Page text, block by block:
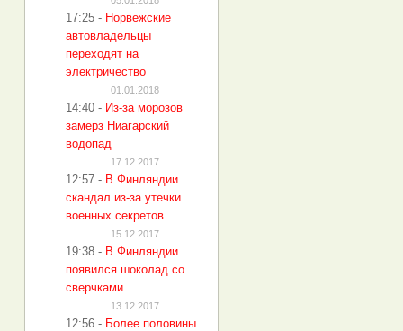
17:25 - Норвежские
автовладельцы
переходят на
электричество
01.01.2018
14:40 - Из-за морозов
замерз Ниагарский
водопад
17.12.2017
12:57 - В Финляндии
скандал из-за утечки
военных секретов
15.12.2017
19:38 - В Финляндии
появился шоколад со
сверчками
13.12.2017
12:56 - Более половины